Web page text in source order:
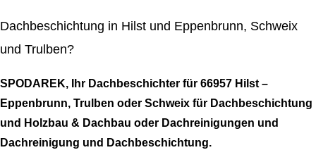
Dachbeschichtung in Hilst und Eppenbrunn, Schweix
und Trulben?
SPODAREK, Ihr Dachbeschichter für 66957 Hilst –
Eppenbrunn, Trulben oder Schweix für Dachbeschichtung
und Holzbau & Dachbau oder Dachreinigungen und
Dachreinigung und Dachbeschichtung.